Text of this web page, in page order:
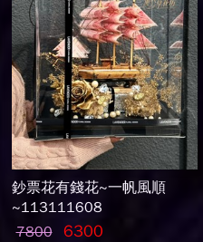
鈔票花有錢花~一帆風順
~113111608
7800
6300